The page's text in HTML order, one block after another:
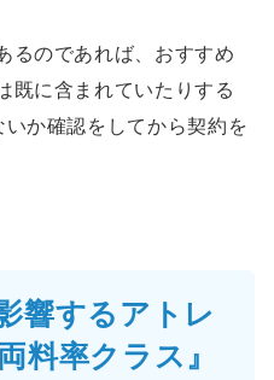
るのであれば、おすすめ
既に含まれていたりする
か確認をしてから契約を
響するアトレ
料率クラス』